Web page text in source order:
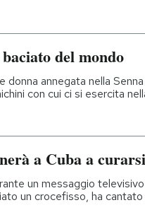
del mondo
donna annegata nella
con cui ci si esercita
a Cuba a curarsi
un messaggio
un crocefisso, ha